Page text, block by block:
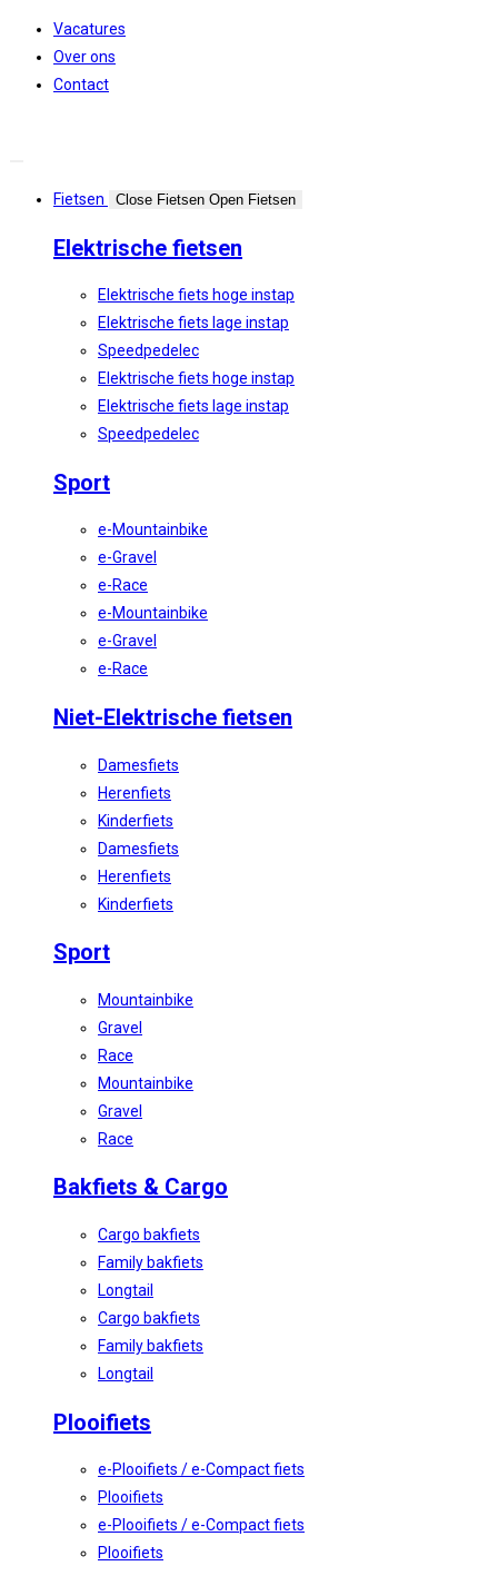
Spring
naar
Vacatures
Over ons
Contact
Fietsen Close Fietsen Open Fietsen
Elektrische fietsen
Elektrische fiets hoge instap
Elektrische fiets lage instap
Speedpedelec
Elektrische fiets hoge instap
Elektrische fiets lage instap
Speedpedelec
Sport
e-Mountainbike
e-Gravel
e-Race
e-Mountainbike
e-Gravel
e-Race
Niet-Elektrische fietsen
Damesfiets
Herenfiets
Kinderfiets
Damesfiets
Herenfiets
Kinderfiets
Sport
Mountainbike
Gravel
Race
Mountainbike
Gravel
Race
Bakfiets & Cargo
Cargo bakfiets
Family bakfiets
Longtail
Cargo bakfiets
Family bakfiets
Longtail
Plooifiets
e-Plooifiets / e-Compact fiets
Plooifiets
e-Plooifiets / e-Compact fiets
Plooifiets